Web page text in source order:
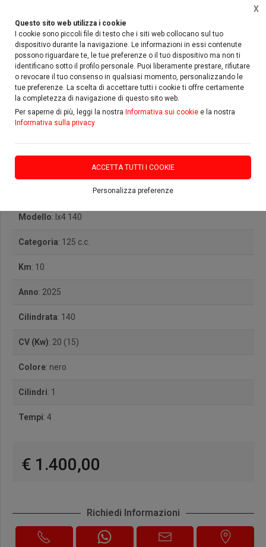
Questo sito web utilizza i cookie
I cookie sono piccoli file di testo che i siti web collocano sul tuo
dispositivo durante la navigazione. Le informazioni in essi contenute
possono riguardare te, le tue preferenze o il tuo dispositivo ma non ti
identificano sotto il profilo personale. Puoi liberamente prestare, rifiutare
o revocare il tuo consenso in qualsiasi momento, personalizzando le
tue preferenze. La scelta di accettare tutti i cookie ti offre certamente
la completezza di navigazione di questo sito web.
Per saperne di più, leggi la nostra Informativa sui cookie e la nostra
Informativa sulla privacy
ACCETTA TUTTI I COOKIE
Personalizza preferenze
X
Home Usato Lem Motor lx4
Lem Motor lx4 140
Modello: lx4 140
Categoria: 125 c.c.
Km: 10
Anno: 2025
Cilindrata: 140
CV (Kw): 20 (15)
Colore: nero
Cilindri: 1
Tempi: 4
€ 1.400,00
Richiedi Informazioni